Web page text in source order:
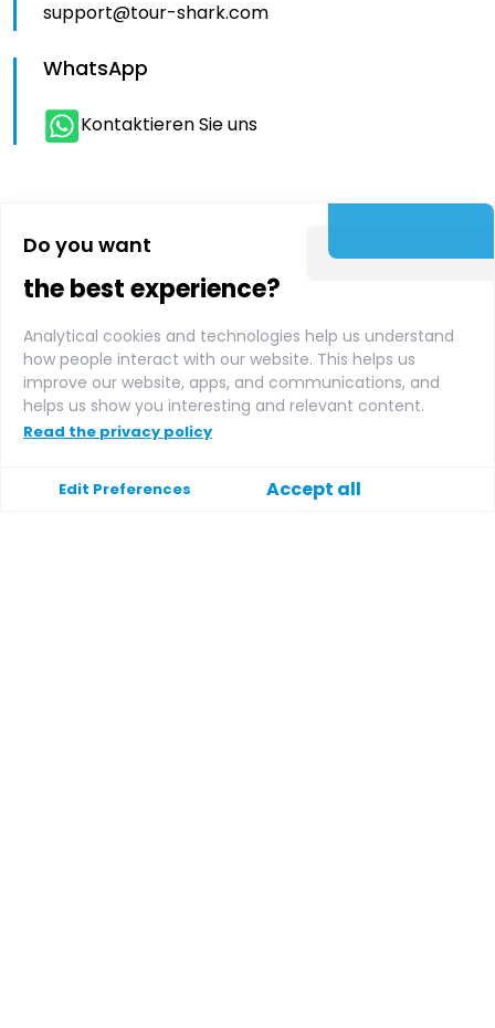
Do you want
the best experience?
Analytical cookies and technologies help us understand
how people interact with our website. This helps us
improve our website, apps, and communications, and
helps us show you interesting and relevant content.
Read the privacy policy
Edit Preferences Accept all
support@tour-shark.com
WhatsApp
Kontaktieren Sie uns
Über uns
Supplier login
Affiliate login